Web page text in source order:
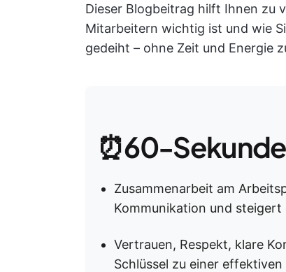
Dieser Blogbeitrag hilft Ihnen zu
Mitarbeitern wichtig ist und wie
gedeiht – ohne Zeit und Energie
⏰60-
Zusammenarbeit am
Kommunikation und
Vertrauen, Respekt, klare
Schlüssel zu einer